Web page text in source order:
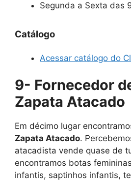
Segunda a Sexta das
Catálogo
Acessar catálogo do
9- Fornecedor
Zapata Atacado
Em décimo lugar
Zapata Atacado.
atacadista vende quase de
encontramos botas
infantis, saptinhos infantis,